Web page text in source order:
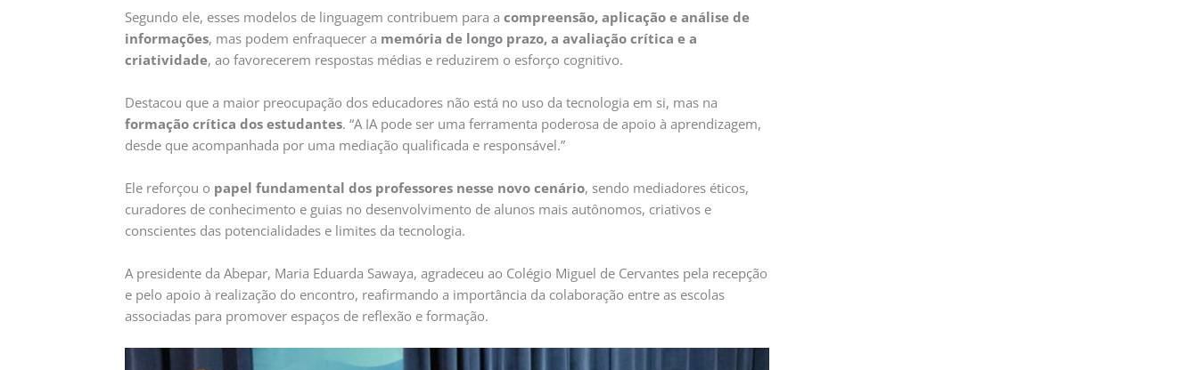
Segundo ele, esses modelos de linguagem contribuem para a compreensão, aplicação e análise de
informações, mas podem enfraquecer a memória de longo prazo, a avaliação crítica e a
criatividade, ao favorecerem respostas médias e reduzirem o esforço cognitivo.
Destacou que a maior preocupação dos educadores não está no uso da tecnologia em si, mas na
formação crítica dos estudantes. “A IA pode ser uma ferramenta poderosa de apoio à aprendizagem,
desde que acompanhada por uma mediação qualificada e responsável.”
Ele reforçou o papel fundamental dos professores nesse novo cenário, sendo mediadores éticos,
curadores de conhecimento e guias no desenvolvimento de alunos mais autônomos, criativos e
conscientes das potencialidades e limites da tecnologia.
A presidente da Abepar, Maria Eduarda Sawaya, agradeceu ao Colégio Miguel de Cervantes pela recepção
e pelo apoio à realização do encontro, reafirmando a importância da colaboração entre as escolas
associadas para promover espaços de reflexão e formação.